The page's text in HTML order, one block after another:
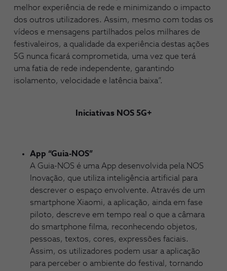
melhor experiência de rede e minimizando o impacto
dos outros utilizadores. Assim, mesmo com todas os
vídeos e mensagens partilhados pelos milhares de
festivaleiros, a qualidade da experiência destas ações
5G nunca ficará comprometida, uma vez que terá
uma fatia de rede independente, garantindo
isolamento, velocidade e latência baixa”.
Iniciativas NOS 5G+
App “Guia-NOS”
A Guia-NOS é uma App desenvolvida pela NOS
Inovação, que utiliza inteligência artificial para
descrever o espaço envolvente. Através de um
smartphone Xiaomi, a aplicação, ainda em fase
piloto, descreve em tempo real o que a câmara
do smartphone filma, reconhecendo objetos,
pessoas, textos, cores, expressões faciais.
Assim, os utilizadores podem usar a aplicação
para perceber o ambiente do festival, tornando